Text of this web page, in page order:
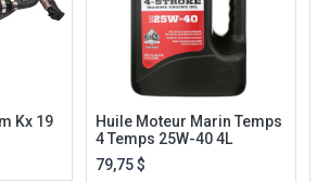
Kx 19
Huile Moteur Marin Temps
4 Temps 25W-40 4L
79,75$